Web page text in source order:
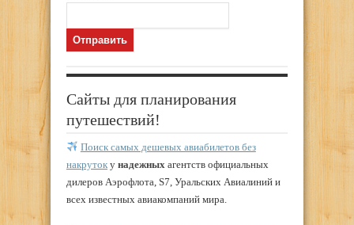
Сайты для планирования
путешествий!
Поиск самых дешевых авиабилетов без
накруток у надежных агентств официальных
дилеров Аэрофлота, S7, Уральских Авиалиний и
всех известных авиакомпаний мира.